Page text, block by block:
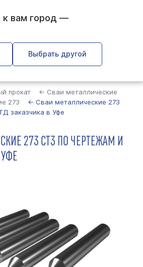
к вам город —
Выбрать другой
прокат
← Сваи металлические
273
← Сваи металлические 273
заказчика в Уфе
273 СТ3 ПО ЧЕРТЕЖАМ И